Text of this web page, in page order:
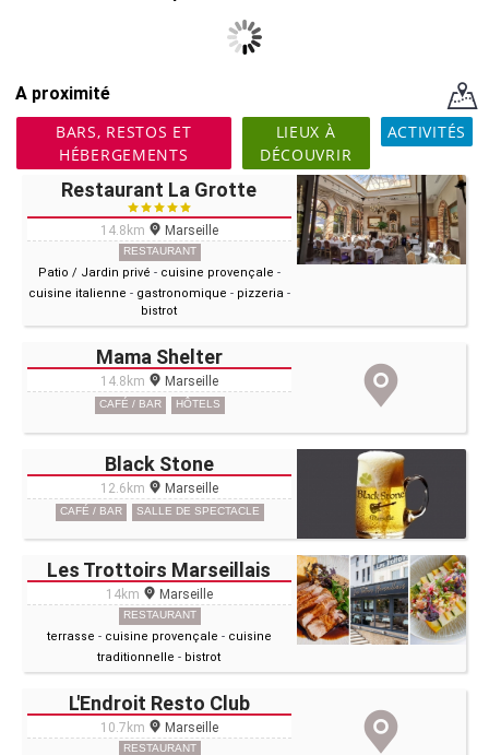
A proximité
BARS, RESTOS ET
HÉBERGEMENTS
LIEUX À
DÉCOUVRIR
ACTIVITÉS
Restaurant La Grotte
14.8km Marseille
RESTAURANT
Patio / Jardin privé - cuisine provençale -
cuisine italienne - gastronomique - pizzeria -
bistrot
Mama Shelter
14.8km Marseille
CAFÉ / BAR HÔTELS
Black Stone
12.6km Marseille
CAFÉ / BAR SALLE DE SPECTACLE
Les Trottoirs Marseillais
14km Marseille
RESTAURANT
terrasse - cuisine provençale - cuisine
traditionnelle - bistrot
L'Endroit Resto Club
10.7km Marseille
RESTAURANT